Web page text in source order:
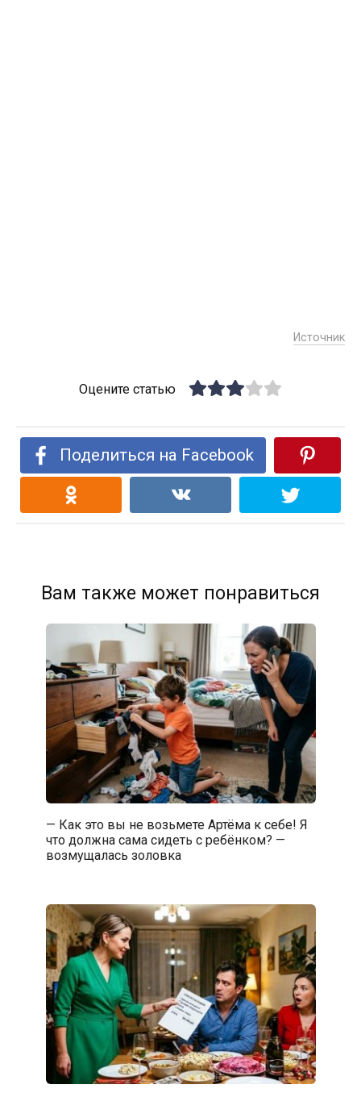
Источник
Оцените статью
Поделиться на Facebook
Вам также может понравиться
— Как это вы не возьмете Артёма к себе! Я
что должна сама сидеть с ребёнком? —
возмущалась золовка